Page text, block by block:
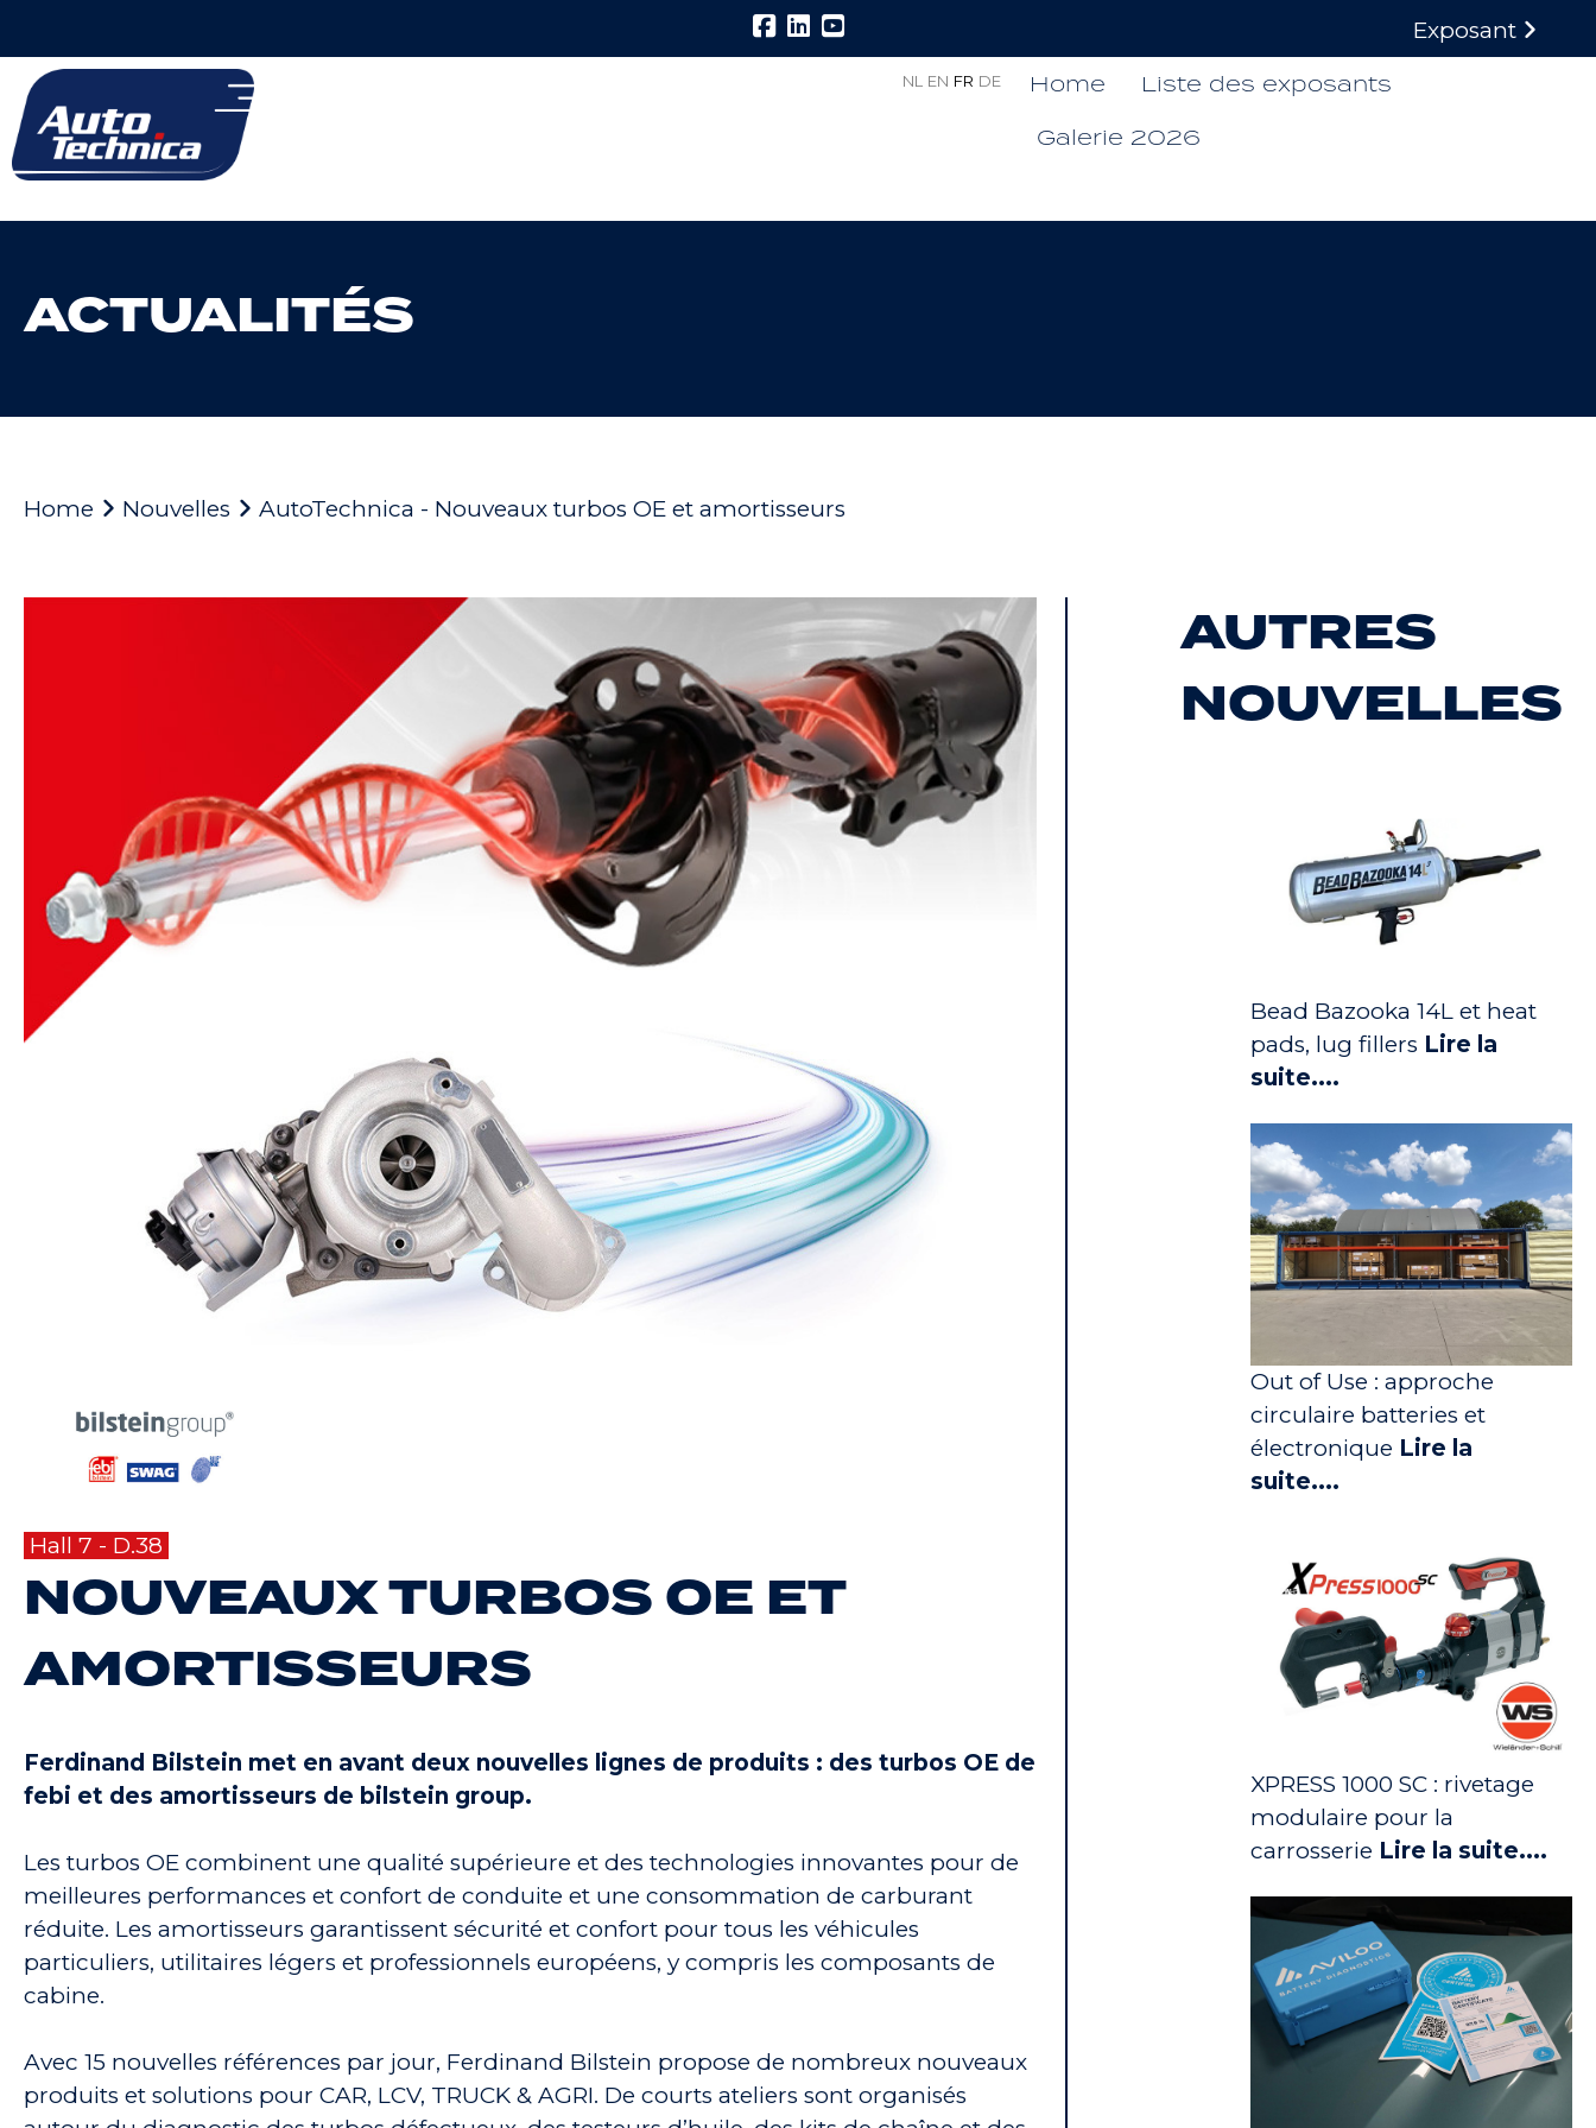
Exposant
NL EN FR DE Home
Liste des exposants
Galerie 2026
ACTUALITÉS
Home Nouvelles AutoTechnica - Nouveaux turbos OE et amortisseurs
Hall 7 - D.38
NOUVEAUX TURBOS OE ET
AMORTISSEURS
Ferdinand Bilstein met en avant deux nouvelles lignes de produits : des turbos OE de
febi et des amortisseurs de bilstein group.
Les turbos OE combinent une qualité supérieure et des technologies innovantes pour de
meilleures performances et confort de conduite et une consommation de carburant
réduite. Les amortisseurs garantissent sécurité et confort pour tous les véhicules
particuliers, utilitaires légers et professionnels européens, y compris les composants de
cabine.
Avec 15 nouvelles références par jour, Ferdinand Bilstein propose de nombreux nouveaux
produits et solutions pour CAR, LCV, TRUCK & AGRI. De courts ateliers sont organisés
AUTRES
NOUVELLES
Bead Bazooka 14L et heat
pads, lug fillers Lire la
suite....
Out of Use : approche
circulaire batteries et
électronique Lire la
suite....
XPRESS 1000 SC : rivetage
modulaire pour la
carrosserie Lire la suite....